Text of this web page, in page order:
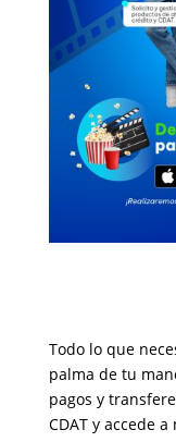
Todo lo que
palma de tu
pagos y
CDAT y accede